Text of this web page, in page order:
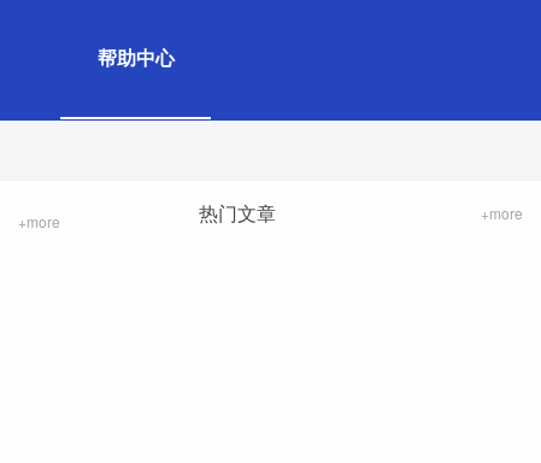
帮助中心
+more 热门文章 +more